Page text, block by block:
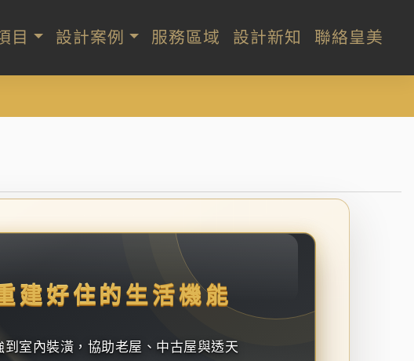
目 設計案例 服務區域 設計新知 聯絡皇美
建好住的生活機能
室內裝潢，協助老屋、中古屋與透天